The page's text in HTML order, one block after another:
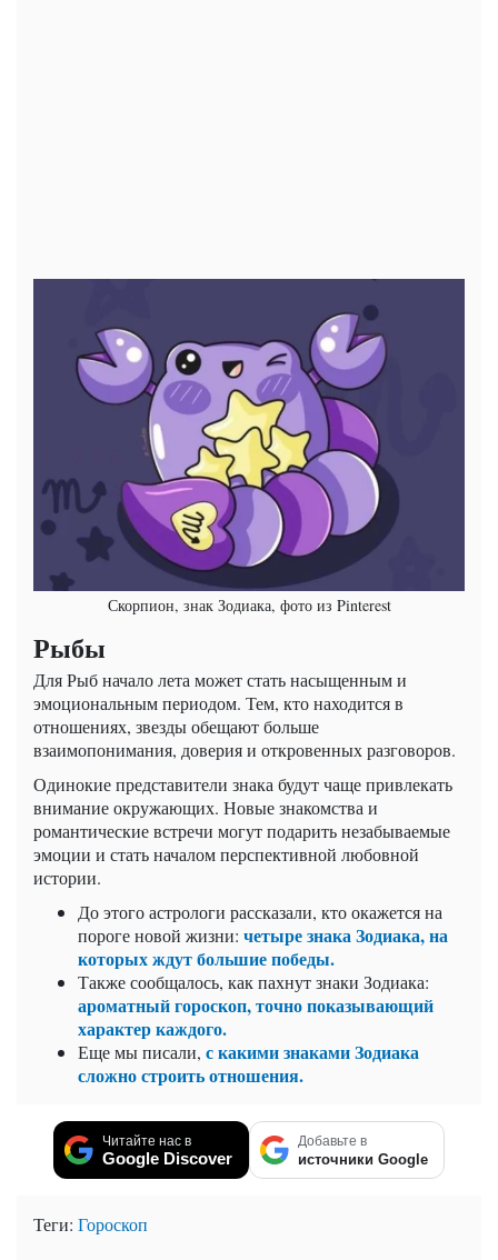
Скорпион, знак Зодиака, фото из Pinterest
Рыбы
Для Рыб начало лета может стать насыщенным и
эмоциональным периодом. Тем, кто находится в
отношениях, звезды обещают больше
взаимопонимания, доверия и откровенных разговоров.
Одинокие представители знака будут чаще привлекать
внимание окружающих. Новые знакомства и
романтические встречи могут подарить незабываемые
эмоции и стать началом перспективной любовной
истории.
До этого астрологи рассказали, кто окажется на
пороге новой жизни: четыре знака Зодиака, на
которых ждут большие победы.
Также сообщалось, как пахнут знаки Зодиака:
ароматный гороскоп, точно показывающий
характер каждого.
Еще мы писали, с какими знаками Зодиака
сложно строить отношения.
Читайте нас в
Google Discover
Добавьте в
источники Google
Теги: Гороскоп